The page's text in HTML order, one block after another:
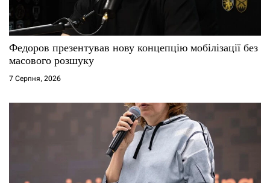
и
с
і
в
Федоров презентував нову концепцію мобілізації без
масового розшуку
7 Серпня, 2026